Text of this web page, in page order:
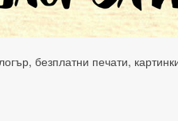
безплатни печати,